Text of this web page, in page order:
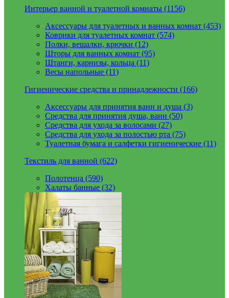
Интерьер ванной и туалетной комнаты (1156)
Аксессуары для туалетных и ванных комнат (453)
Коврики для туалетных комнат (574)
Полки, вешалки, крючки (12)
Шторы для ванных комнат (95)
Штанги, карнизы, кольца (11)
Весы напольные (11)
Гигиенические средства и принадлежности (166)
Аксессуары для принятия ванн и душа (3)
Средства для принятия душа, ванн (50)
Средства для ухода за волосами (27)
Средства для ухода за полостью рта (75)
Туалетная бумага и салфетки гигиенические (11)
Текстиль для ванной (622)
Полотенца (590)
Халаты банные (32)